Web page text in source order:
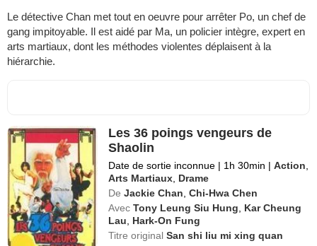
Le détective Chan met tout en oeuvre pour arrêter Po, un chef de
gang impitoyable. Il est aidé par Ma, un policier intègre, expert en
arts martiaux, dont les méthodes violentes déplaisent à la
hiérarchie.
Les 36 poings vengeurs de
Shaolin
Date de sortie inconnue | 1h 30min | Action
Arts Martiaux Drame
De Jackie Chan ,Chi-Hwa Chen
Avec Tony Leung Siu Hung
Kar Cheung
Lau
Hark-On Fung
Titre originalSan shi liu mi xing quan